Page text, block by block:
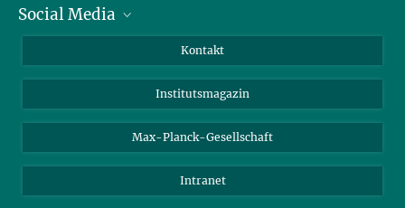
Alumni
Schulen
Studierende
Social Media
Facebook
YouTube
Kontakt
Institutsmagazin
Max-Planck-Gesellschaft
Intranet